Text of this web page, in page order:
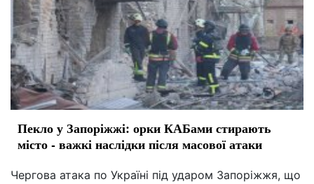
Пекло у Запоріжжі: орки КАБами стирають
місто - важкі наслідки після масової атаки
Чергова атака по Україні під ударом Запоріжжя, що